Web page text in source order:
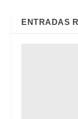
ENTRADAS